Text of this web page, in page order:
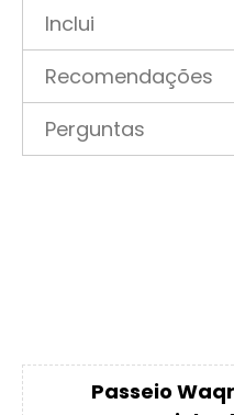
Inclui
Recomendações
Perguntas
Passeio